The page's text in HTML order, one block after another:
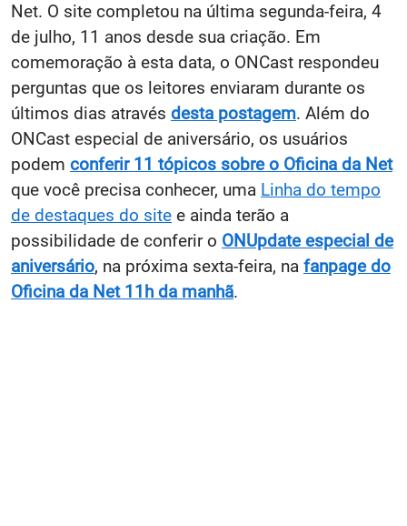
Net. O site completou na última segunda-feira, 4
de julho, 11 anos desde sua criação. Em
comemoração à esta data, o ONCast respondeu
perguntas que os leitores enviaram durante os
últimos dias através desta postagem. Além do
ONCast especial de aniversário, os usuários
podem conferir 11 tópicos sobre o Oficina da Net
que você precisa conhecer, uma Linha do tempo
de destaques do site e ainda terão a
possibilidade de conferir o ONUpdate especial de
aniversário, na próxima sexta-feira, na fanpage do
Oficina da Net 11h da manhã.